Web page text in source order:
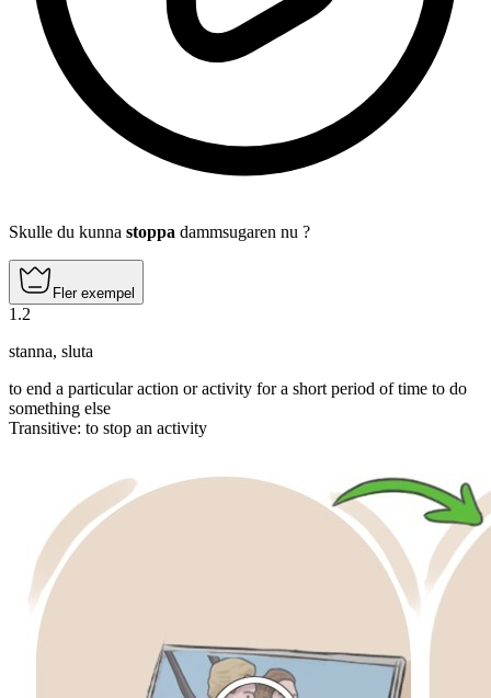
Skulle du kunna stoppa dammsugaren nu ?
Fler exempel
1 .2
stanna, sluta
to end a particular action or activity for a short period of time to do
something else
Transitive: to stop an activity